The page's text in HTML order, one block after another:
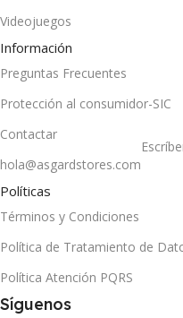
Videojuegos
Información
Preguntas Frecuentes
Protección al consumidor-SIC
Contactar
hola@asgardstores.com
Políticas
Términos y Condiciones
Política de Tratamiento de
Política Atención PQRS
Síguenos